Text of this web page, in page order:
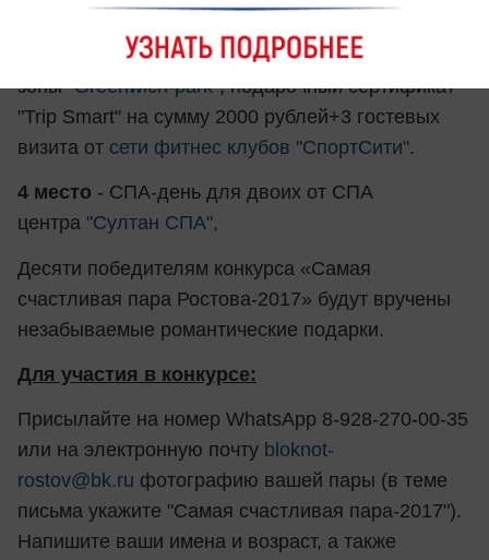
, сертификат на посещение аква-
зоны"Greenwich-park", подарочный сертификат
"Trip Smart" на сумму 2000 рублей+3 гостевых
визита от сети фитнес клубов "СпортСити".
4 место - СПА-день для двоих от СПА
центра "Султан СПА",
Десяти победителям конкурса «Самая
счастливая пара Ростова-2017» будут вручены
незабываемые романтические подарки.
Для участия в конкурсе:
Присылайте на номер WhatsApp 8-928-270-00-35
или на электронную почту bloknot-
rostov@bk.ru фотографию вашей пары (в теме
письма укажите "Самая счастливая пара-2017").
Напишите ваши имена и возраст, а также